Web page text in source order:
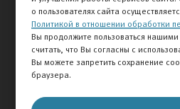
+7 495
о пользователях сайта
Политикой в отношении обработки
Вы продолжите пользоваться
считать, что Вы согласны с
Вы можете запретить сохранение
браузера.